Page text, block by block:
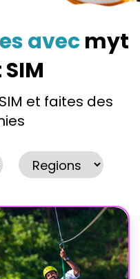
avecmyt
et faites des